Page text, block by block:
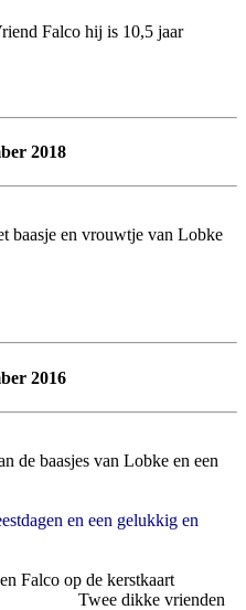
is 10,5 jaar
2018
baasje en vrouwtje van Lobke
2016
de baasjes van Lobke en een
en een gelukkig en
de kerstkaart
vrienden